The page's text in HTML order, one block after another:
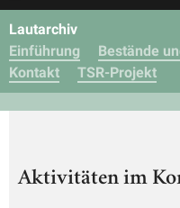
Lautarchiv
Einführung
Bestände
Kontakt
TSR-Projekt
Aktivitäten im